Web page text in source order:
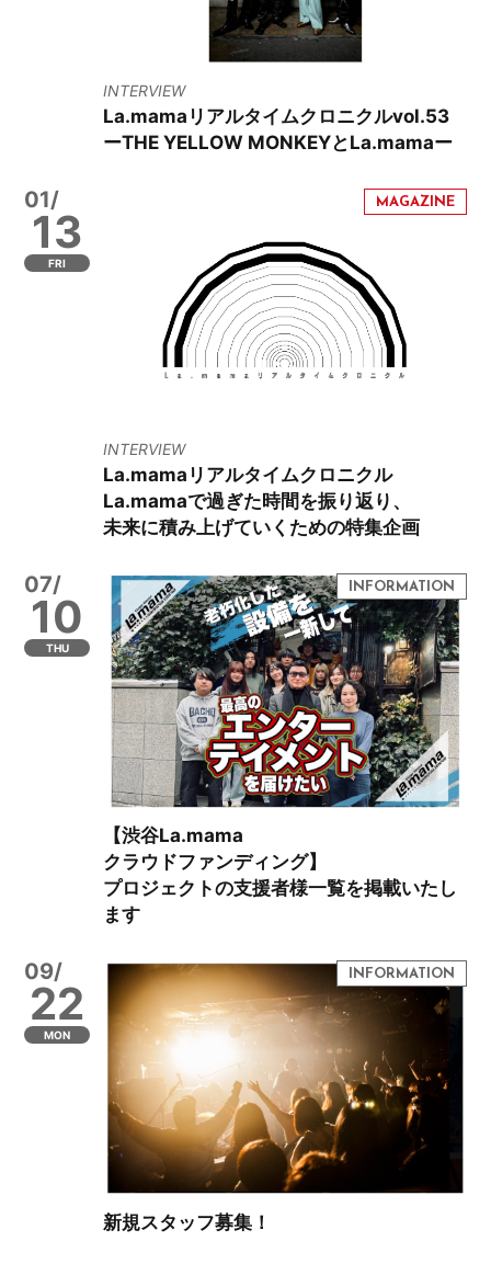
INTERVIEW
La.mamaリアルタイムクロニクルvol.53
ーTHE YELLOW MONKEYとLa.mamaー
01/
13
FRI
INTERVIEW
La.mamaリアルタイムクロニクル
La.mamaで過ぎた時間を振り返り、
未来に積み上げていくための特集企画
07/
10
THU
【渋谷La.mama
クラウドファンディング】
プロジェクトの支援者様一覧を掲載いたし
ます
09/
22
MON
新規スタッフ募集！